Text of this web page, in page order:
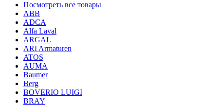
Посмотреть все товары
ABB
ADCA
Alfa Laval
ARGAL
ARI Armaturen
ATOS
AUMA
Baumer
Berg
BOVERIO LUIGI
BRAY